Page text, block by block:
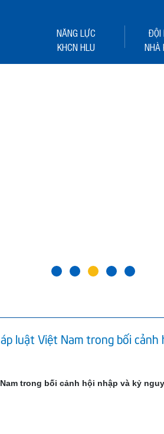
NĂNG LỰC
KHCN HLU
ĐỘI
NHÀ
luật Việt Nam trong bối cảnh
trong bối cảnh hội nhập và kỷ